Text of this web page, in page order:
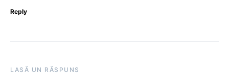
Reply
LASĂ UN RĂSPUNS